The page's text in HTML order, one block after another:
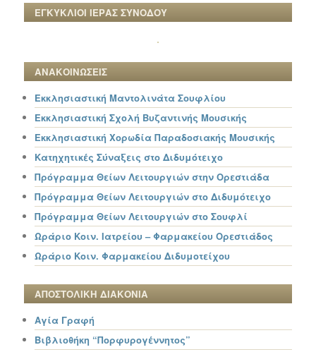
ΕΓΚΥΚΛΙΟΙ ΙΕΡΑΣ ΣΥΝΟΔΟΥ
ΑΝΑΚΟΙΝΩΣΕΙΣ
Εκκλησιαστική Μαντολινάτα Σουφλίου
Εκκλησιαστική Σχολή Βυζαντινής Μουσικής
Εκκλησιαστική Χορωδία Παραδοσιακής Μουσικής
Κατηχητικές Σύναξεις στο Διδυμότειχο
Πρόγραμμα Θείων Λειτουργιών στην Ορεστιάδα
Πρόγραμμα Θείων Λειτουργιών στο Διδυμότειχο
Πρόγραμμα Θείων Λειτουργιών στο Σουφλί
Ωράριο Κοιν. Ιατρείου – Φαρμακείου Ορεστιάδος
Ωράριο Κοιν. Φαρμακείου Διδυμοτείχου
ΑΠΟΣΤΟΛΙΚΗ ΔΙΑΚΟΝΙΑ
Αγία Γραφή
Βιβλιοθήκη “Πορφυρογέννητος”